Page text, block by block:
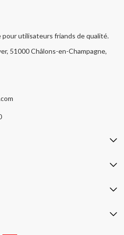
utilisateurs friands de qualité.
51000 Châlons-en-Champagne,